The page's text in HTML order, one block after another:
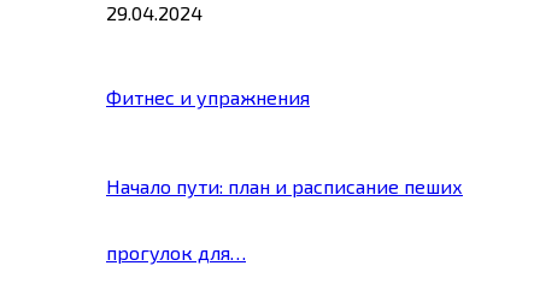
29.04.2024
Фитнес и упражнения
Начало пути: план и расписание пеших
прогулок для…